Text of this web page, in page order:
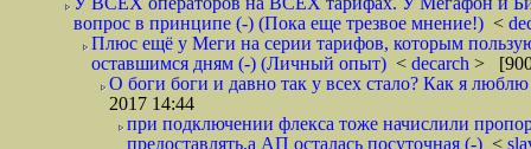
вопрос в принципе (-) (Пока еще трезвое мнение!) <
Плюс ещё у Меги на серии тарифов, которым
оставшимся дням (-) (Личный опыт) < decarch >
О боги боги и давно так у всех стало? Как я
2017 14:44
при подключении флекса тоже начислили
предоставлять,а АП осталась посуточная (-) <